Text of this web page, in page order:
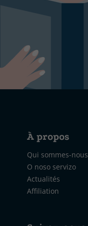
À propos
Qui sommes-nous
O noso servizo
Actualités
Affiliation